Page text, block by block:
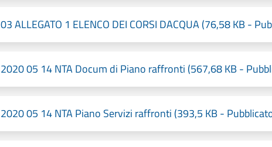
03 ALLEGATO 1 ELENCO DEI CORSI DACQUA (76,58 KB -
2020 05 14 NTA Docum di Piano raffronti (567,68 KB -
2020 05 14 NTA Piano Servizi raffronti (393,5 KB -